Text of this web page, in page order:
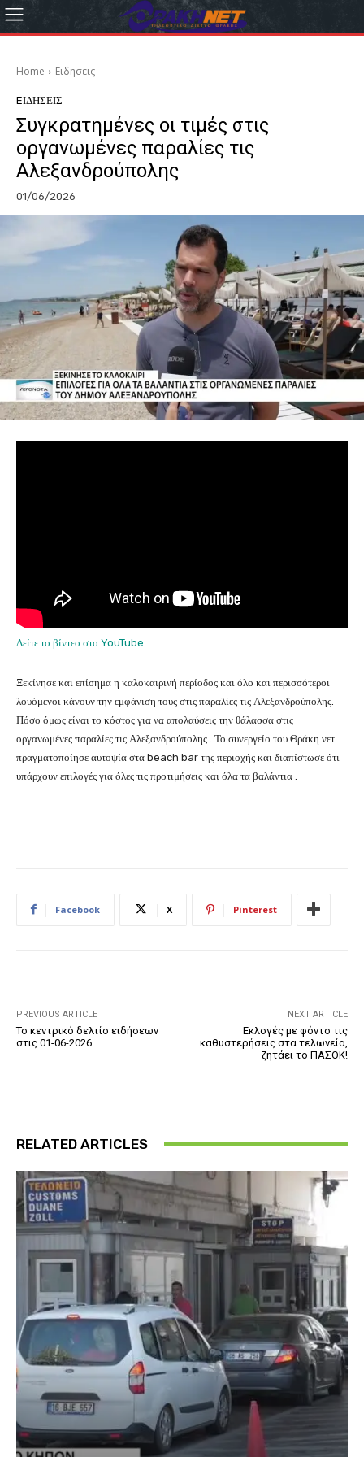
Home Eιδησεις
EΙΔΗΣΕΙΣ
Συγκρατημένες οι τιμές στις
οργανωμένες παραλίες τις
Αλεξανδρούπολης
01/06/2026
Δείτε το βίντεο στο YouTube
Ξεκίνησε και επίσημα η καλοκαιρινή περίοδος και όλο και περισσότεροι
λουόμενοι κάνουν την εμφάνιση τους στις παραλίες τις Αλεξανδρούπολης.
Πόσο όμως είναι το κόστος για να απολαύσεις την θάλασσα στις
οργανωμένες παραλίες τις Αλεξανδρούπολης . Το συνεργείο του Θράκη νετ
πραγματοποίησε αυτοψία στα beach bar της περιοχής και διαπίστωσε ότι
υπάρχουν επιλογές για όλες τις προτιμήσεις και όλα τα βαλάντια .
Facebook X Pinterest
PREVIOUS ARTICLE
Το κεντρικό δελτίο ειδήσεων
στις 01-06-2026
NEXT ARTICLE
Εκλογές με φόντο τις
καθυστερήσεις στα τελωνεία,
ζητάει το ΠΑΣΟΚ!
RELATED ARTICLES